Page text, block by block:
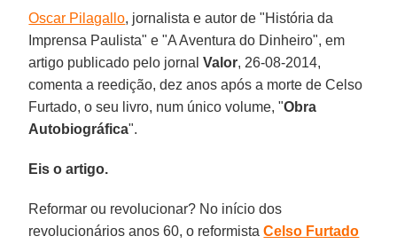
Oscar Pilagallo, jornalista e autor de "História da
Imprensa Paulista" e "A Aventura do Dinheiro", em
artigo publicado pelo jornalValor, 26-08-2014,
comenta a reedição, dez anos após a morte de Celso
Furtado, o seu livro, num único volume, "Obra
Autobiográfica".
Eis o artigo.
Reformar ou revolucionar? No início dos
revolucionários anos 60, o reformistaCelso Furtado